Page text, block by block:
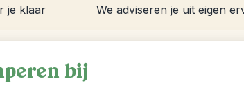
je klaar We adviseren je uit eigen
bij